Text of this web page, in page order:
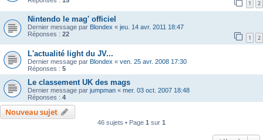
1 2
Nintendo le mag' officiel
Dernier message par Blondex « jeu. 14 avr. 2011 18:47
Réponses : 22 1 2
L'actualité light du JV...
Dernier message par Blondex « ven. 25 avr. 2008 17:30
Réponses : 5
Le classement UK des mags
Dernier message par jumpman « mer. 03 oct. 2007 18:48
Réponses : 4
Nouveau sujet
46 sujets • Page 1 sur 1